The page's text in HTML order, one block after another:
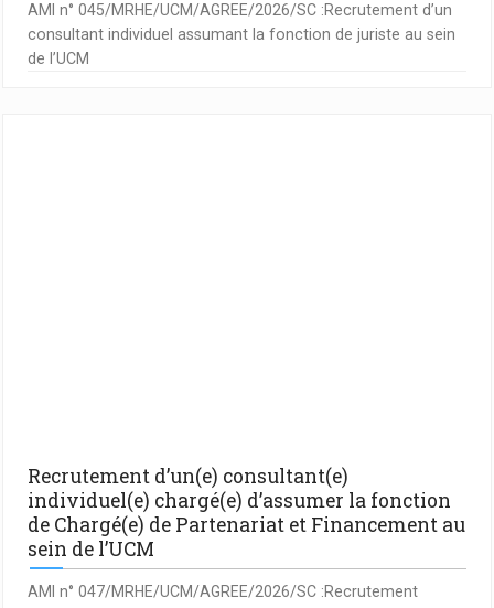
AMI n° 045/MRHE/UCM/AGREE/2026/SC :Recrutement d’un
consultant individuel assumant la fonction de juriste au sein
de l’UCM
Recrutement d’un(e) consultant(e)
individuel(e) chargé(e) d’assumer la fonction
de Chargé(e) de Partenariat et Financement au
sein de l’UCM
AMI n° 047/MRHE/UCM/AGREE/2026/SC :Recrutement